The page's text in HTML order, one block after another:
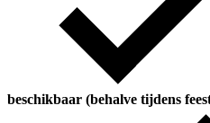
beschikbaar (behalve tijdens